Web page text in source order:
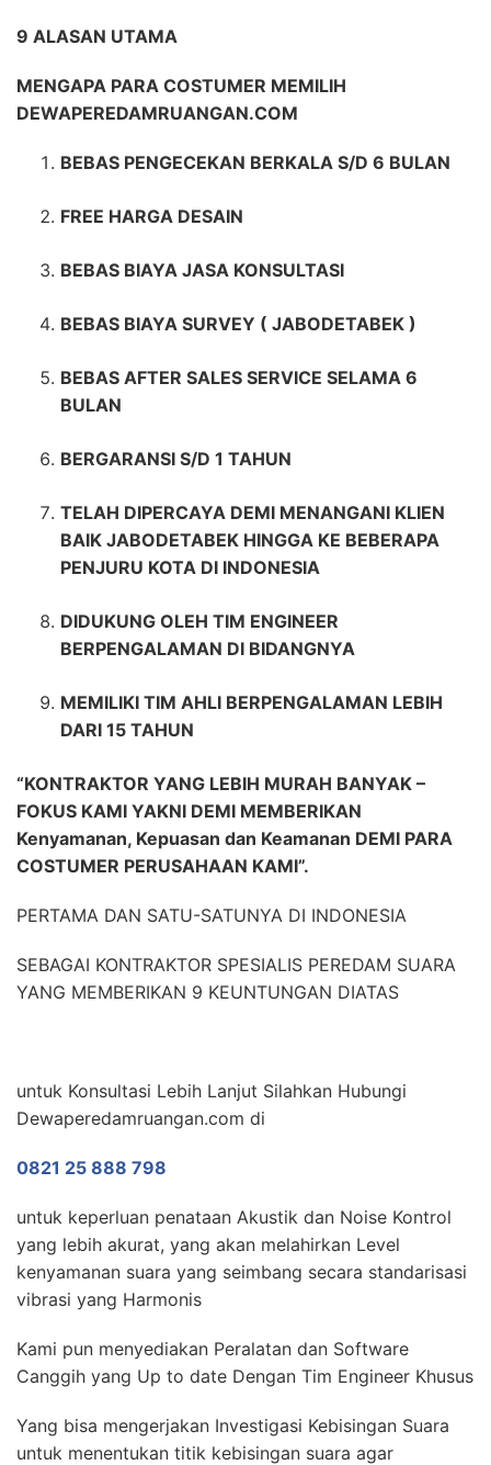
9 ALASAN UTAMA
MENGAPA PARA COSTUMER MEMILIH
DEWAPEREDAMRUANGAN.COM
BEBAS PENGECEKAN BERKALA S/D 6 BULAN
FREE HARGA DESAIN
BEBAS BIAYA JASA KONSULTASI
BEBAS BIAYA SURVEY ( JABODETABEK )
BEBAS AFTER SALES SERVICE SELAMA 6
BULAN
BERGARANSI S/D 1 TAHUN
TELAH DIPERCAYA DEMI MENANGANI KLIEN
BAIK JABODETABEK HINGGA KE BEBERAPA
PENJURU KOTA DI INDONESIA
DIDUKUNG OLEH TIM ENGINEER
BERPENGALAMAN DI BIDANGNYA
MEMILIKI TIM AHLI BERPENGALAMAN LEBIH
DARI 15 TAHUN
“KONTRAKTOR YANG LEBIH MURAH BANYAK –
FOKUS KAMI YAKNI DEMI MEMBERIKAN
Kenyamanan, Kepuasan dan Keamanan DEMI PARA
COSTUMER PERUSAHAAN KAMI”.
PERTAMA DAN SATU-SATUNYA DI INDONESIA
SEBAGAI KONTRAKTOR SPESIALIS PEREDAM SUARA
YANG MEMBERIKAN 9 KEUNTUNGAN DIATAS
untuk Konsultasi Lebih Lanjut Silahkan Hubungi
Dewaperedamruangan.com di
0821 25 888 798
untuk keperluan penataan Akustik dan Noise Kontrol
yang lebih akurat, yang akan melahirkan Level
kenyamanan suara yang seimbang secara standarisasi
vibrasi yang Harmonis
Kami pun menyediakan Peralatan dan Software
Canggih yang Up to date Dengan Tim Engineer Khusus
Yang bisa mengerjakan Investigasi Kebisingan Suara
untuk menentukan titik kebisingan suara agar